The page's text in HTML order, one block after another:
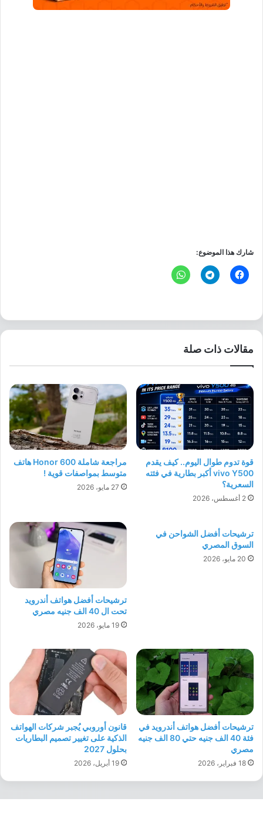
شارك هذا الموضوع:
مقالات ذات صلة
قوة تدوم طوال اليوم.. كيف يقدم
vivo Y500 أكبر بطارية في فئته
السعرية؟
2 أغسطس، 2026
مراجعة شاملة Honor 600 هاتف
متوسط بمواصفات قوية !
27 مايو، 2026
ترشيحات أفضل الشواحن في
السوق المصري
20 مايو، 2026
ترشيحات أفضل هواتف أندرويد
تحت ال 40 الف جنيه مصري
19 مايو، 2026
ترشيحات أفضل هواتف أندرويد في
فئة 40 الف جنيه حتي 80 الف جنيه
مصري
18 فبراير، 2026
قانون أوروبي يُجبر شركات الهواتف
الذكية على تغيير تصميم البطاريات
بحلول 2027
19 أبريل، 2026